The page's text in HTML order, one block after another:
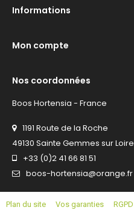
Informations
Mon compte
Nos coordonnées
Boos Hortensia - France
1191 Route de la Roche
49130 Sainte Gemmes sur Loire
+33 (0)2 41 66 81 51
boos-hortensia@orange.fr
Plan du site Vos garanties RGPD